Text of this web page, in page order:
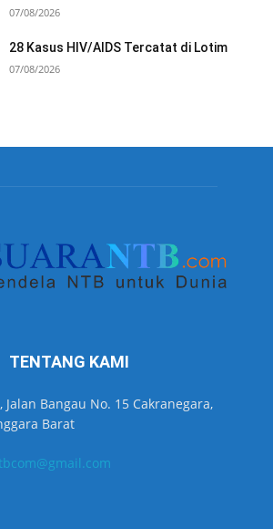
07/08/2026
28 Kasus HIV/AIDS Tercatat di Lotim
07/08/2026
TENTANG KAMI
Jalan Bangau No. 15 Cakranegara,
Barat